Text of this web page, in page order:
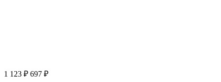
1 123 ₽ 697 ₽